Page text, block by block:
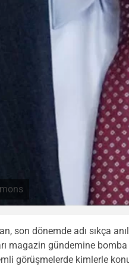
son dönemde adı sıkça
magazin gündemine
görüşmelerde kimlerle